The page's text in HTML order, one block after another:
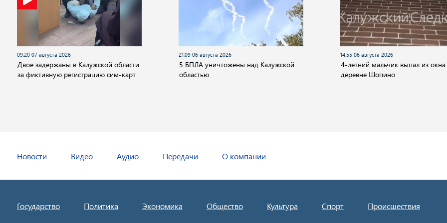
09:20 07 августа 2026
Двое задержаны в Калужской области
за фиктивную регистрацию сим-карт
21:09 06 августа 2026
5 БПЛА уничтожены над Калужской
областью
14:55 06 августа 2026
4-летний мальчик выпал из окна
деревне Шопино
Новости Видео Аудио Передачи О компании
Государство Политика Экономика Общество Культура Спорт Происшествия